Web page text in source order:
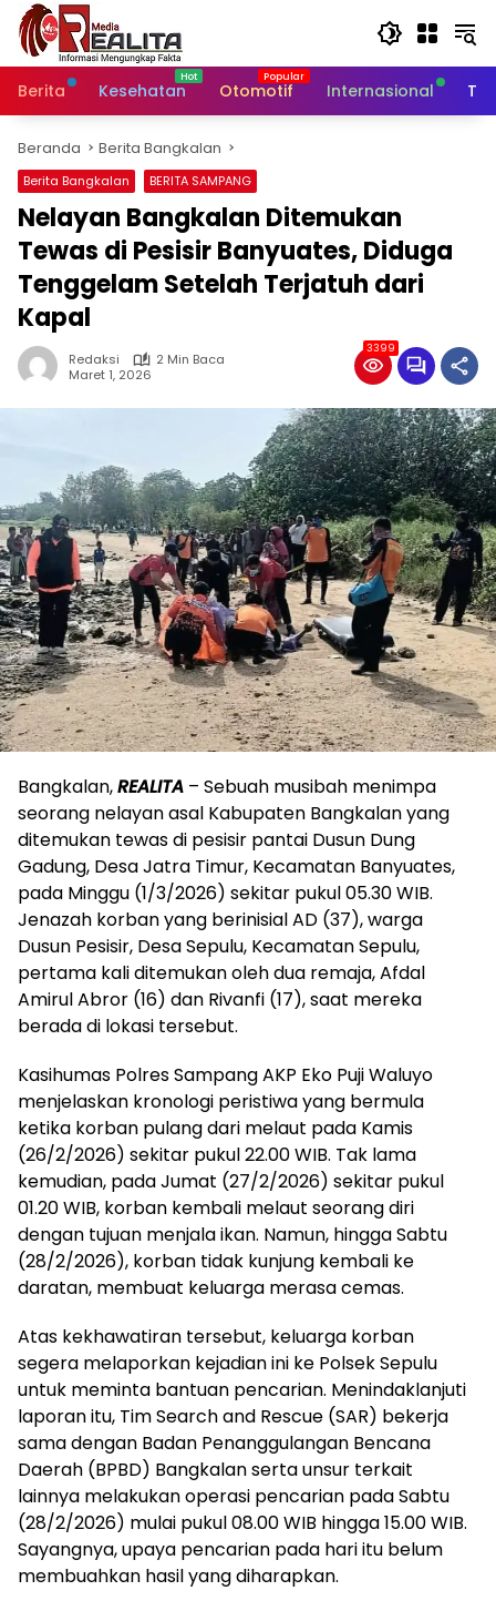
Langsung
konten
Berita
Kesehatan Otomotif Internasional
Beranda Berita Bangkalan
Berita Bangkalan BERITA SAMPANG
Nelayan Bangkalan Ditemukan
Tewas di Pesisir Banyuates, Diduga
Tenggelam Setelah Terjatuh dari
Kapal
Redaksi
2 Min Baca
Maret 1, 2026
3399
Bangkalan,REALITA – Sebuah musibah menimpa
seorang nelayan asal Kabupaten Bangkalan yang
ditemukan tewas di pesisir pantai Dusun Dung
Gadung, Desa Jatra Timur, Kecamatan Banyuates,
pada Minggu (1/3/2026) sekitar pukul 05.30 WIB.
Jenazah korban yang berinisial AD (37), warga
Dusun Pesisir, Desa Sepulu, Kecamatan Sepulu,
pertama kali ditemukan oleh dua remaja, Afdal
Amirul Abror (16) dan Rivanfi (17), saat mereka
berada di lokasi tersebut.
Kasihumas Polres Sampang AKP Eko Puji Waluyo
menjelaskan kronologi peristiwa yang bermula
ketika korban pulang dari melaut pada Kamis
(26/2/2026) sekitar pukul 22.00 WIB. Tak lama
kemudian, pada Jumat (27/2/2026) sekitar pukul
01.20 WIB, korban kembali melaut seorang diri
dengan tujuan menjala ikan. Namun, hingga Sabtu
(28/2/2026), korban tidak kunjung kembali ke
daratan, membuat keluarga merasa cemas.
Atas kekhawatiran tersebut, keluarga korban
segera melaporkan kejadian ini ke Polsek Sepulu
untuk meminta bantuan pencarian. Menindaklanjuti
laporan itu, Tim Search and Rescue (SAR) bekerja
sama dengan Badan Penanggulangan Bencana
Daerah (BPBD) Bangkalan serta unsur terkait
lainnya melakukan operasi pencarian pada Sabtu
(28/2/2026) mulai pukul 08.00 WIB hingga 15.00 WIB.
Sayangnya, upaya pencarian pada hari itu belum
membuahkan hasil yang diharapkan.